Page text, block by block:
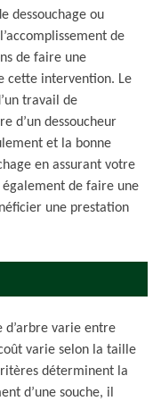
dessouchage ou
de
de faire une
cette intervention. Le
travail de
d’un dessoucheur
et la bonne
en assurant votre
également de faire une
une prestation
d’arbre varie entre
varie selon la taille
déterminent la
d’une souche, il